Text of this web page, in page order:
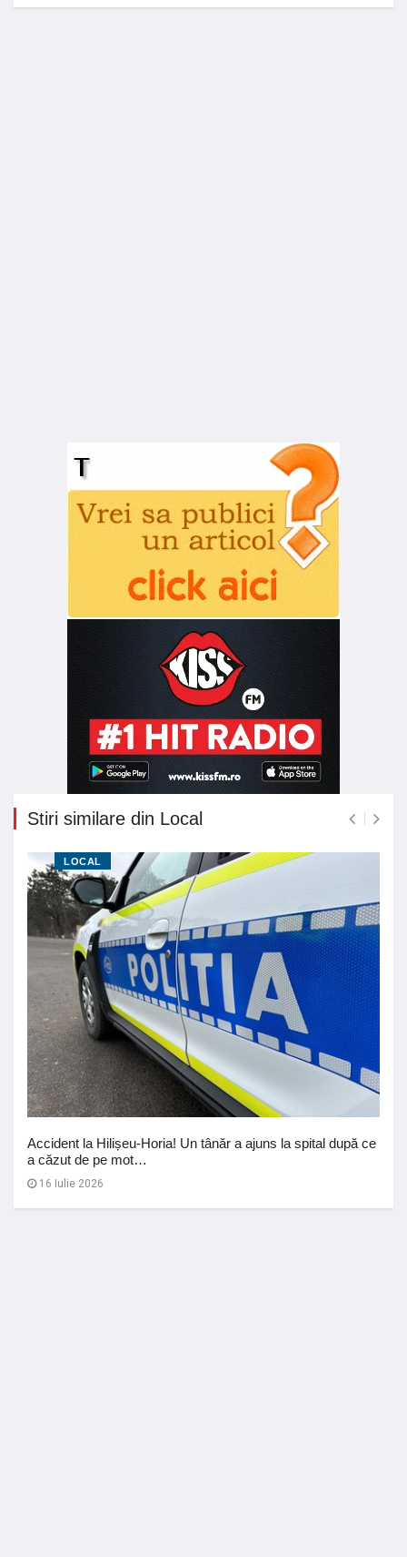
Stiri similare din Local
LOCAL
Accident la Hilișeu-Horia! Un tânăr a ajuns la spital după ce
a căzut de pe mot…
16 Iulie 2026